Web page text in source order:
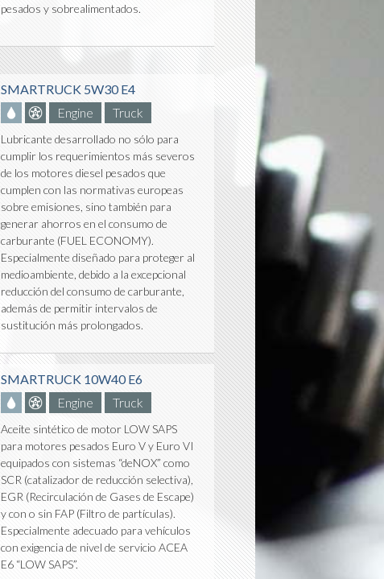
pesados y sobrealimentados.
SMARTRUCK 5W30 E4
Engine
Truck
Lubricante desarrollado no sólo para
cumplir los requerimientos más severos
de los motores diesel pesados que
cumplen con las normativas europeas
sobre emisiones, sino también para
generar ahorros en el consumo de
carburante (FUEL ECONOMY).
Especialmente diseñado para proteger al
medioambiente, debido a la excepcional
reducción del consumo de carburante,
además de permitir intervalos de
sustitución más prolongados.
SMARTRUCK 10W40 E6
Engine
Truck
Aceite sintético de motor LOW SAPS
para motores pesados Euro V y Euro VI
equipados con sistemas “deNOX” como
SCR (catalizador de reducción selectiva),
EGR (Recirculación de Gases de Escape)
y con o sin FAP (Filtro de partículas).
Especialmente adecuado para vehículos
con exigencia de nivel de servicio ACEA
E6 “LOW SAPS”.